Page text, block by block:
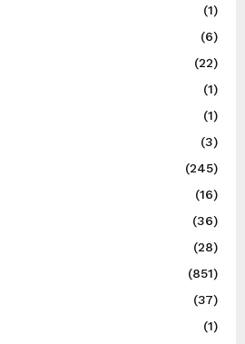
(1)
(6)
(22)
(1)
(1)
(3)
(245)
(16)
(36)
(28)
(851)
(37)
(1)